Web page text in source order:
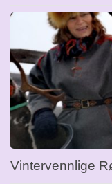
Vintervennlige